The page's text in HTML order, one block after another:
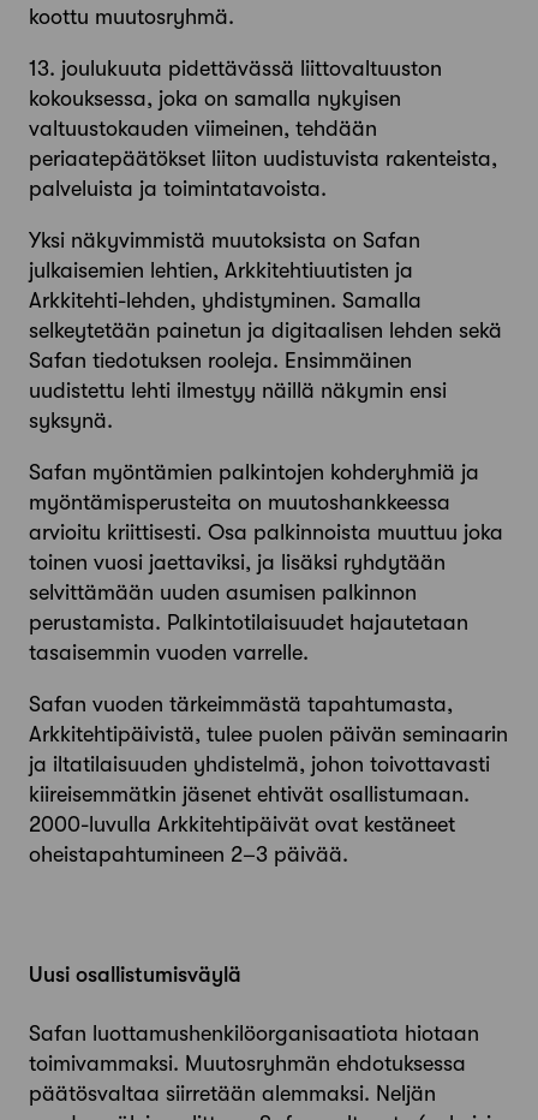
koottu muutosryhmä.
13. joulukuuta pidettävässä liittovaltuuston
kokouksessa, joka on samalla nykyisen
valtuustokauden viimeinen, tehdään
periaatepäätökset liiton uudistuvista rakenteista,
palveluista ja toiminta­tavoista.
Yksi näkyvimmistä muutoksista on Safan
julkaisemien lehtien, Arkkitehti­uutisten ja
Arkkitehti-lehden, yhdistyminen. Samalla
selkeytetään painetun ja digitaalisen lehden sekä
Safan tiedotuksen rooleja. Ensimmäinen
uudistettu lehti ilmestyy näillä näkymin ensi
syksynä.
Safan myöntämien palkintojen kohderyhmiä ja
myöntämisperusteita on muutoshankkeessa
arvioitu kriittisesti. Osa palkinnoista muuttuu joka
toinen vuosi jaettaviksi, ja lisäksi ryhdytään
selvittämään uuden asumisen palkinnon
perustamista. Palkintotilaisuudet hajautetaan
tasaisemmin vuoden varrelle.
Safan vuoden tärkeimmästä tapahtumasta,
Arkkitehtipäivistä, tulee puolen päivän seminaarin
ja iltatilaisuuden yhdistelmä, johon toivottavasti
kiireisemmätkin jäsenet ehtivät osallistumaan.
2000-luvulla Arkkitehtipäivät ovat kestäneet
oheistapahtumineen 2–3 päivää.
Uusi osallistumisväylä
Safan luottamushenkilöorganisaatiota hiotaan
toimivammaksi. Muutosryhmän ehdotuksessa
päätösvaltaa siirretään alemmaksi. Neljän